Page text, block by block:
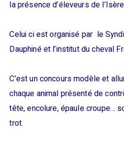
la présence d’éleveurs de
Celui ci est organisé par le
Dauphiné et l’institut du cheval
C’est un concours modèle et
chaque animal présenté de
tête, encolure, épaule croupe…
trot.